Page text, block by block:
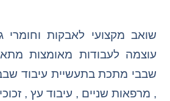
שואב מקצועי לאבקות
עוצמה לעבודות מאומצות
שבבי מתכת בתעשיית עיבוד
, מרפאות שניים , עיבוד עץ ,